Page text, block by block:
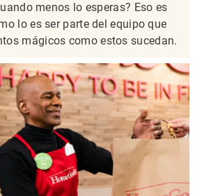
menos lo esperas? Eso es
lo es ser parte del equipo que
mágicos como estos sucedan.